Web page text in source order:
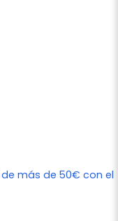
más de 50€ con el